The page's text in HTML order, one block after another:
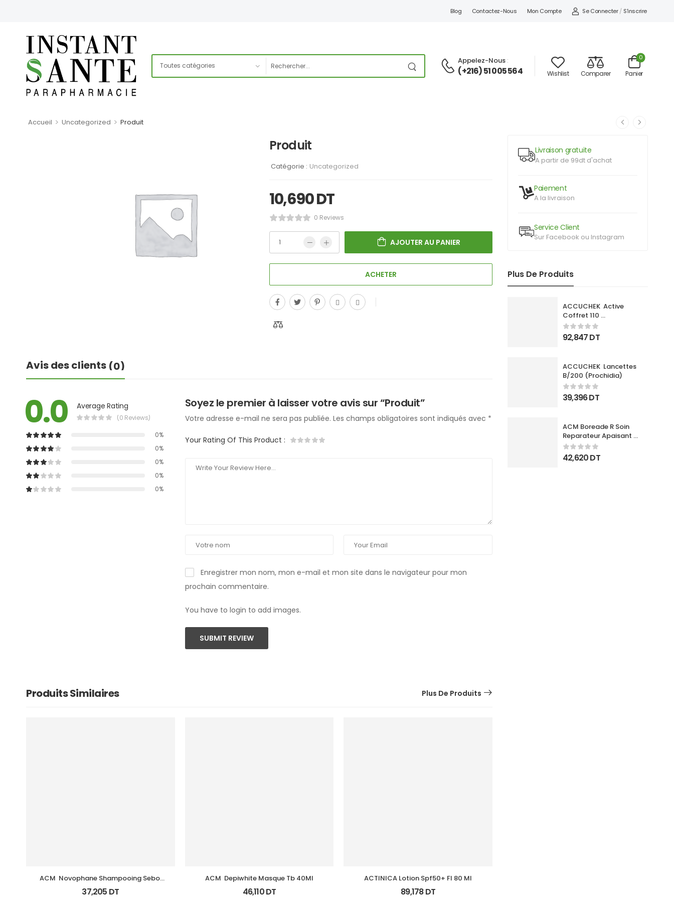
Blog Contactez-Nous Mon Compte Se Connecter / S'inscrire
Appelez-Nous :
(+216) 51 005 564 Wishlist Comparer Panier
0
Accueil > Uncategorized > Produit
Livraison gratuite
A partir de 99dt d'achat
Paiement
A la livraison
Service Client
Sur Facebook ou Instagram
Plus De Produits
ACCUCHEK  Active
Coffret 110
Bandlettes+Appareil
92,847DT
ACCUCHEK  Lancettes
B/200 (Prochidia)
39,396DT
ACM Boreade R Soin
Reparateur Apaisant
40Ml
42,620DT
Produit
Catégorie : Uncategorized
10,690DT
0 Reviews
AJOUTER AU PANIER
ACHETER
Avis des clients (0)
0.0 Average Rating
(0 Reviews)
0%
0%
0%
0%
0%
Soyez le premier à laisser votre avis sur “Produit”
Votre adresse e-mail ne sera pas publiée. Les champs obligatoires sont indiqués avec *
Your Rating Of This Product :
Enregistrer mon nom, mon e-mail et mon site dans le navigateur pour mon
prochain commentaire.
You have to login to add images.
SUBMIT REVIEW
Produits Similaires Plus De Produits
ACM  Novophane Shampooing Sebo
Regulateur 200Ml
37,205 DT
ACM  Depiwhite Masque Tb 40Ml
46,110DT
ACTINICA Lotion Spf50+ Fl 80 Ml
89,178DT